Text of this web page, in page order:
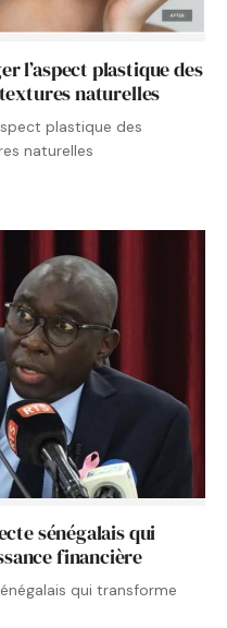
l’aspect plastique des
naturelles
plastique des
naturelles
sénégalais qui
financière
qui transforme